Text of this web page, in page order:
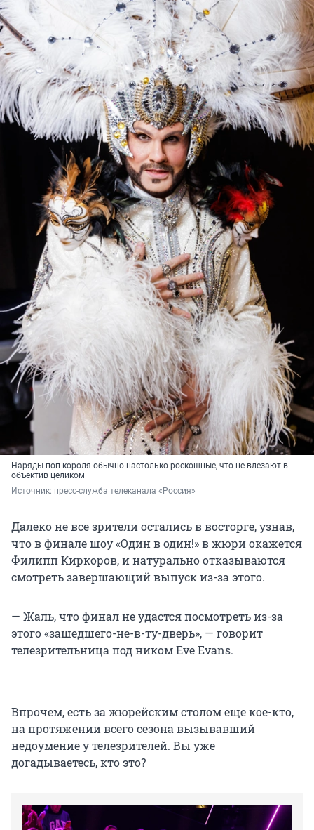
Наряды поп-короля обычно настолько роскошные, что не влезают в
объектив целиком
Источник: пресс-служба телеканала «Россия»
Далеко не все зрители остались в восторге, узнав,
что в финале шоу «Один в один!» в жюри окажется
Филипп Киркоров, и натурально отказываются
смотреть завершающий выпуск из-за этого.
— Жаль, что финал не удастся посмотреть из-за
этого «зашедшего-не-в-ту-дверь», — говорит
телезрительница под ником Eve Evans.
Впрочем, есть за жюрейским столом еще кое-кто,
на протяжении всего сезона вызывавший
недоумение у телезрителей. Вы уже
догадываетесь, кто это?